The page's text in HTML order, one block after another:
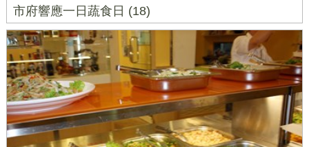
市府響應一日蔬食日 (18)